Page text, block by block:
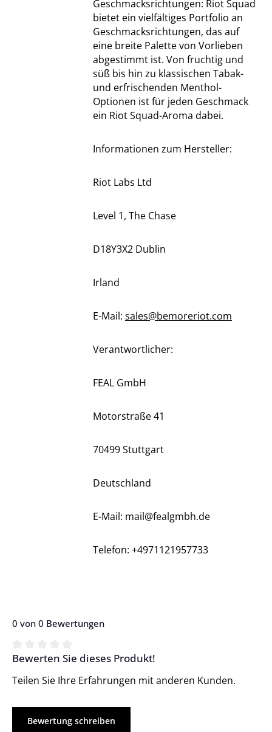
Geschmacksrichtungen: Riot Squad
bietet ein vielfältiges Portfolio an
Geschmacksrichtungen, das auf
eine breite Palette von Vorlieben
abgestimmt ist. Von fruchtig und
süß bis hin zu klassischen Tabak-
und erfrischenden Menthol-
Optionen ist für jeden Geschmack
ein Riot Squad-Aroma dabei.
Informationen zum Hersteller:
Riot Labs Ltd
Level 1, The Chase
D18Y3X2 Dublin
Irland
E-Mail: sales@bemoreriot.com
Verantwortlicher:
FEAL GmbH
Motorstraße 41
70499 Stuttgart
Deutschland
E-Mail: mail@fealgmbh.de
Telefon: +4971121957733
0 von 0 Bewertungen
Durchschnittliche Bewertung von 0 von 5 Sternen
Bewerten Sie dieses Produkt!
Teilen Sie Ihre Erfahrungen mit anderen Kunden.
Bewertung schreiben